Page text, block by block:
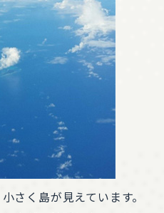
さく島が見えています。